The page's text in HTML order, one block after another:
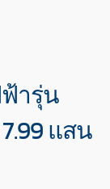
ฟ้ารุ่น
แสน